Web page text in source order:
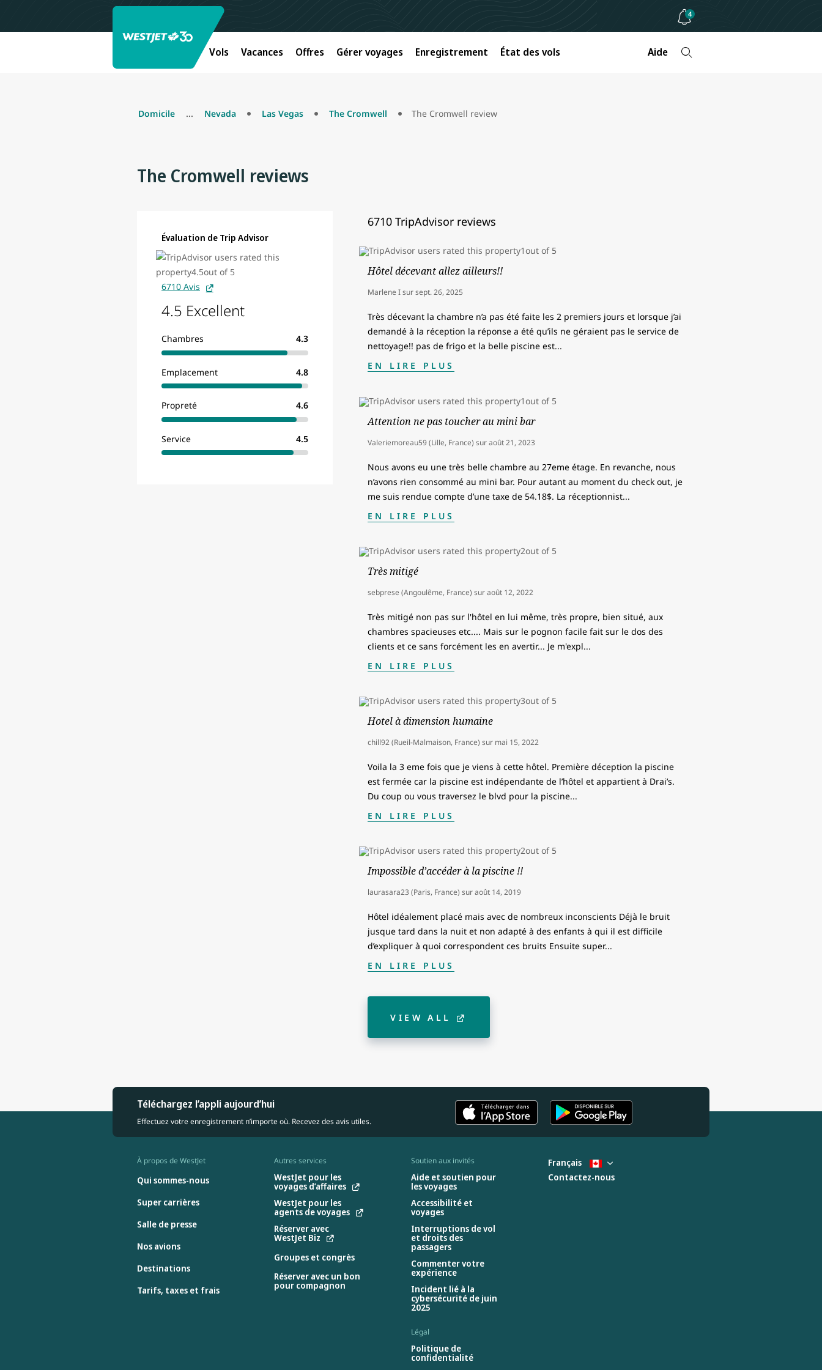
4
Vols Vacances Offres Gérer voyages Enregistrement État des vols Aide
Domicile ... Nevada Las Vegas The Cromwell The Cromwell review
The Cromwell reviews
Évaluation de Trip Advisor
6710 Avis
4.5 Excellent
Chambres 4.3
Emplacement 4.8
Propreté 4.6
Service 4.5
6710 TripAdvisor reviews
Hôtel décevant allez ailleurs!!
Marlene Isursept. 26, 2025
Très décevant la chambre n’a pas été faite les 2 premiers jours et lorsque j’ai
demandé à la réception la réponse a été qu’ils ne géraient pas le service de
nettoyage!! pas de frigo et la belle piscine est...
EN LIRE PLUS
Attention ne pas toucher au mini bar
Valeriemoreau59 (Lille, France) suraoût 21, 2023
Nous avons eu une très belle chambre au 27eme étage. En revanche, nous
n’avons rien consommé au mini bar. Pour autant au moment du check out, je
me suis rendue compte d’une taxe de 54.18$. La réceptionnist...
EN LIRE PLUS
Très mitigé
sebprese (Angoulême, France) suraoût 12, 2022
Très mitigé non pas sur l'hôtel en lui même, très propre, bien situé, aux
chambres spacieuses etc.... Mais sur le pognon facile fait sur le dos des
clients et ce sans forcément les en avertir... Je m'expl...
EN LIRE PLUS
Hotel à dimension humaine
chill92 (Rueil-Malmaison, France) sur mai 15, 2022
Voila la 3 eme fois que je viens à cette hôtel. Première déception la piscine
est fermée car la piscine est indépendante de l’hôtel et appartient à Drai’s.
Du coup ou vous traversez le blvd pour la piscine...
EN LIRE PLUS
Impossible d’accéder à la piscine !!
laurasara23 (Paris, France) suraoût 14, 2019
Hôtel idéalement placé mais avec de nombreux inconscients Déjà le bruit
jusque tard dans la nuit et non adapté à des enfants à qui il est difficile
d’expliquer à quoi correspondent ces bruits Ensuite super...
EN LIRE PLUS
VIEW ALL
Téléchargez l’appli aujourd’hui
Effectuez votre enregistrement n’importe où. Recevez des avis utiles.
À propos de WestJet
Qui sommes-nous
Super carrières
Salle de presse
Nos avions
Destinations
Tarifs, taxes et frais
Autres services
WestJet pour les
voyages d’affaires
WestJet pour les
agents de voyages
Réserver avec
WestJet Biz
Groupes et congrès
Réserver avec un bon
pour compagnon
Soutien aux invités
Aide et soutien pour
les voyages
Accessibilité et
voyages
Interruptions de vol
et droits des
passagers
Commenter votre
expérience
Incident lié à la
cybersécurité de juin
2025
Légal
Politique de
confidentialité
Français
Contactez-nous